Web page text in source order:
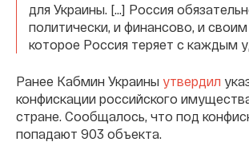
для Украины. [...] Россия
политически, и финансово, и
которое Россия теряет с каждым
Ранее Кабмин Украины утвердил
конфискации российского
стране. Сообщалось, что под
попадают 903 объекта.